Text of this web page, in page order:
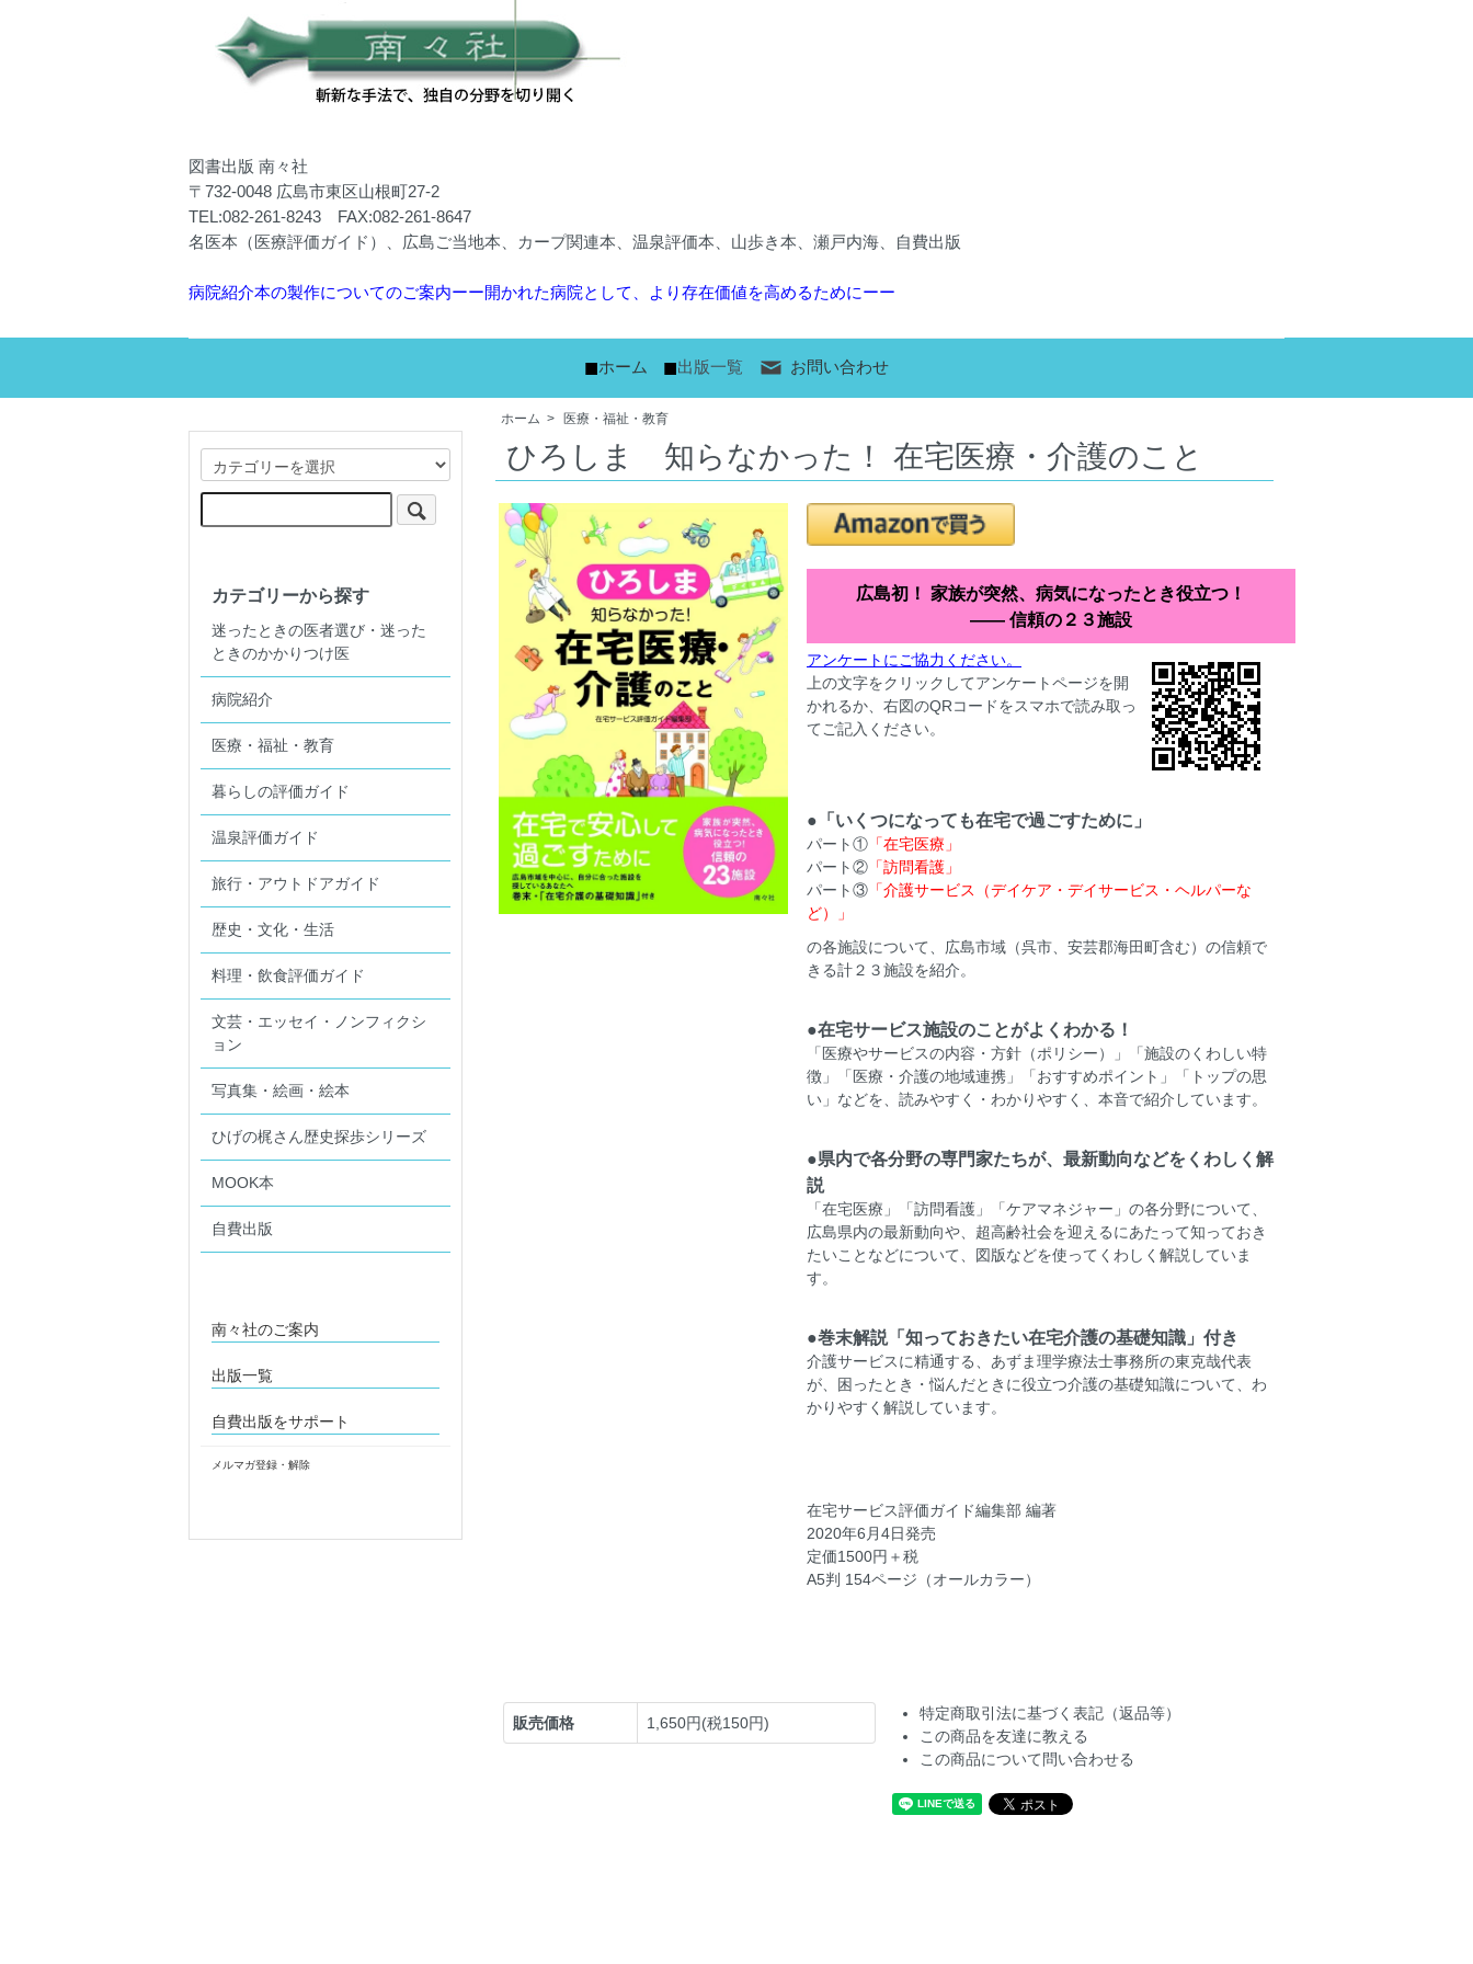
図書出版 南々社
〒732-0048 広島市東区山根町27-2
TEL:082-261-8243 FAX:082-261-8647
名医本（医療評価ガイド）、広島ご当地本、カープ関連本、温泉評価本、山歩き本、瀬戸内海、自費出版
病院紹介本の製作についてのご案内ーー開かれた病院として、より存在価値を高めるためにーー
■ホーム ■出版一覧 お問い合わせ
ホーム > 医療・福祉・教育
ひろしま 知らなかった！ 在宅医療・介護のこと
広島初！ 家族が突然、病気になったとき役立つ！
―― 信頼の２３施設
アンケートにご協力ください。
上の文字をクリックしてアンケートページを開
かれるか、右図のQRコードをスマホで読み取っ
てご記入ください。
●「いくつになっても在宅で過ごすために」
パート① 「在宅医療」
パート② 「訪問看護」
パート③ 「介護サービス（デイケア・デイサービス・ヘルパーな
ど）」
の各施設について、広島市域（呉市、安芸郡海田町含む）の信頼で
きる計２３施設を紹介。
●在宅サービス施設のことがよくわかる！
「医療やサービスの内容・方針（ポリシー）」「施設のくわしい特
徴」「医療・介護の地域連携」「おすすめポイント」「トップの思
い」などを、読みやすく・わかりやすく、本音で紹介しています。
●県内で各分野の専門家たちが、最新動向などをくわしく解
説
「在宅医療」「訪問看護」「ケアマネジャー」の各分野について、
広島県内の最新動向や、超高齢社会を迎えるにあたって知っておき
たいことなどについて、図版などを使ってくわしく解説していま
す。
●巻末解説「知っておきたい在宅介護の基礎知識」付き
介護サービスに精通する、あずま理学療法士事務所の東克哉代表
が、困ったとき・悩んだときに役立つ介護の基礎知識について、わ
かりやすく解説しています。
在宅サービス評価ガイド編集部 編著
2020年6月4日発売
定価1500円＋税
A5判 154ページ（オールカラー）
販売価格 1,650円(税150円)
特定商取引法に基づく表記（返品等）
この商品を友達に教える
この商品について問い合わせる
カテゴリーから探す
迷ったときの医者選び・迷った
ときのかかりつけ医
病院紹介
医療・福祉・教育
暮らしの評価ガイド
温泉評価ガイド
旅行・アウトドアガイド
歴史・文化・生活
料理・飲食評価ガイド
文芸・エッセイ・ノンフィクシ
ョン
写真集・絵画・絵本
ひげの梶さん歴史探歩シリーズ
MOOK本
自費出版
南々社のご案内
出版一覧
自費出版をサポート
メルマガ登録・解除